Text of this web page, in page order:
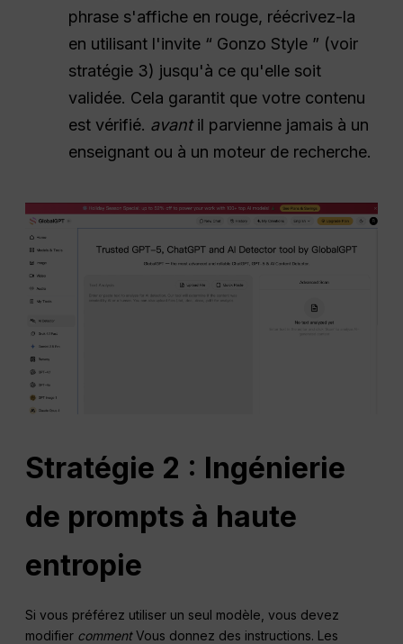
phrase s'affiche en rouge, réécrivez-la
en utilisant l'invite “ Gonzo Style ” (voir
stratégie 3) jusqu'à ce qu'elle soit
validée. Cela garantit que votre contenu
est vérifié. avantil parvienne jamais à un
enseignant ou à un moteur de recherche.
Stratégie 2 : Ingénierie
de prompts à haute
entropie
Si vous préférez utiliser un seul modèle, vous devez
modifier commentVous donnez des instructions. Les